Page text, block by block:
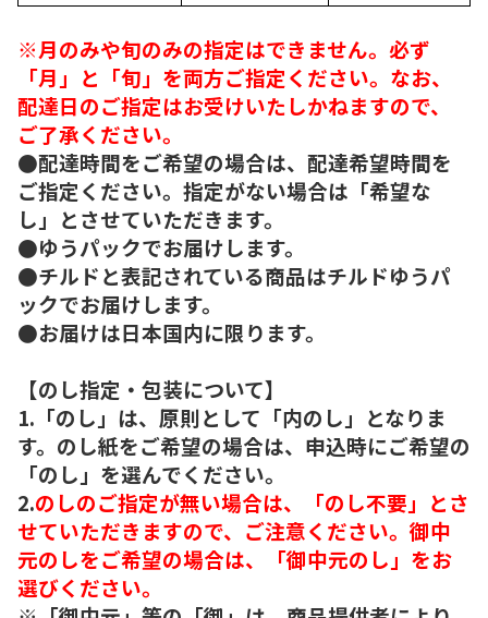
※月のみや旬のみの指定はできません。必ず
「月」と「旬」を両方ご指定ください。なお、
配達日のご指定はお受けいたしかねますので、
ご了承ください。
●配達時間をご希望の場合は、配達希望時間を
ご指定ください。指定がない場合は「希望な
し」とさせていただきます。
●ゆうパックでお届けします。
●チルドと表記されている商品はチルドゆうパ
ックでお届けします。
●お届けは日本国内に限ります。
【のし指定・包装について】
1.「のし」は、原則として「内のし」となりま
す。のし紙をご希望の場合は、申込時にご希望の
「のし」を選んでください。
2.のしのご指定が無い場合は、「のし不要」とさ
せていただきますので、ご注意ください。御中
元のしをご希望の場合は、「御中元のし」をお
選びください。